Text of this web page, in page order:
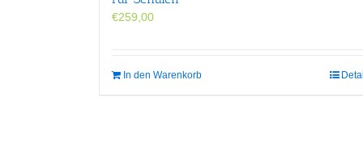
€259,00
In den Warenkorb